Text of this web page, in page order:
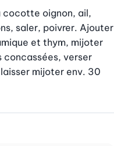
cocotte oignon, ail,
saler, poivrer. Ajouter
et thym, mijoter
verser
mijoter env. 30